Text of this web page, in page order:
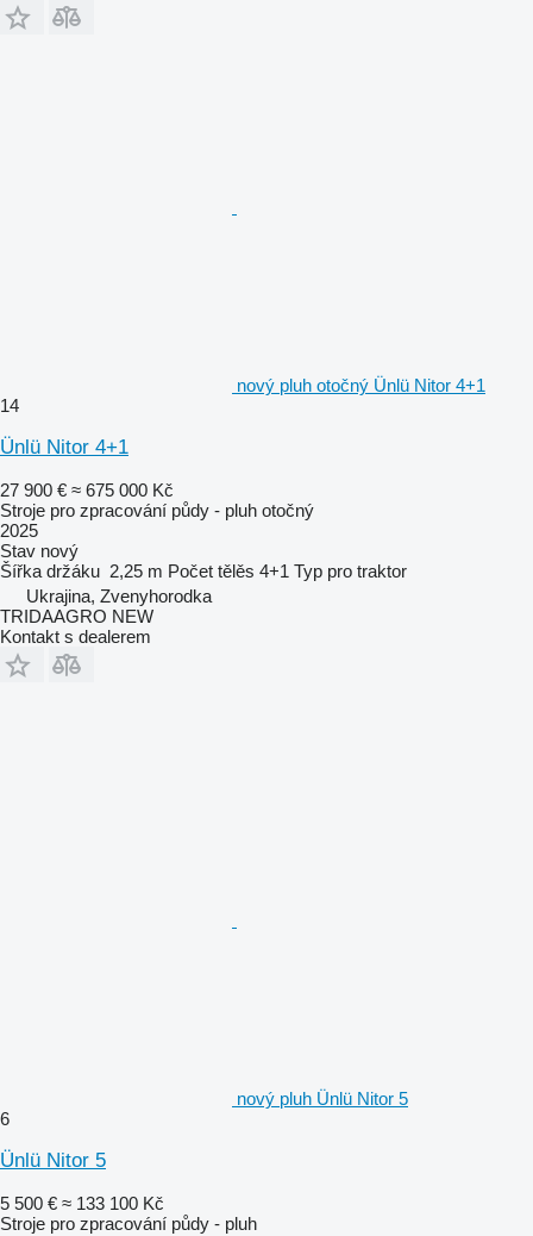
nový pluh otočný Ünlü Nitor 4+1
14
Ünlü Nitor 4+1
27 900 € ≈ 675 000 Kč
Stroje pro zpracování půdy - pluh otočný
2025
Stav nový
Šířka držáku 2,25 m Počet tělěs 4+1 Typ pro traktor
Ukrajina, Zvenyhorodka
TRIDAAGRO NEW
Kontakt s dealerem
nový pluh Ünlü Nitor 5
6
Ünlü Nitor 5
5 500 € ≈ 133 100 Kč
Stroje pro zpracování půdy - pluh